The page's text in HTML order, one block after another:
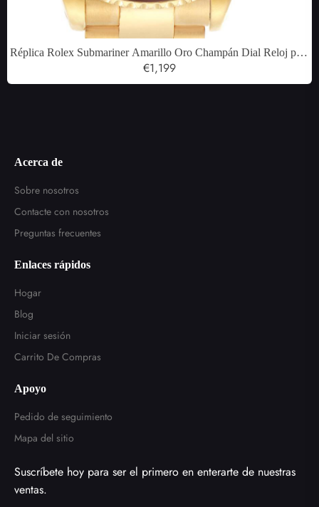
Réplica Rolex Submariner Amarillo Oro Champán Dial Reloj para
hombre 16618
€1,199
Acerca de
Sobre nosotros
Contacte con nosotros
Preguntas frecuentes
Enlaces rápidos
Hogar
Blog
Iniciar sesión
Carrito De Compras
Apoyo
Pedido de seguimiento
Mapa del sitio
Suscríbete hoy para ser el primero en enterarte de nuestras
ventas.